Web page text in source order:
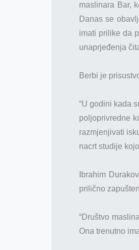
maslinara Bar,
Danas se
imati prilike da
unaprjeđenja
Berbi je
“U godini kada
poljoprivredne
razmjenjivati
nacrt studije
Ibrahim
prilično
“Društvo
Ona trenutno